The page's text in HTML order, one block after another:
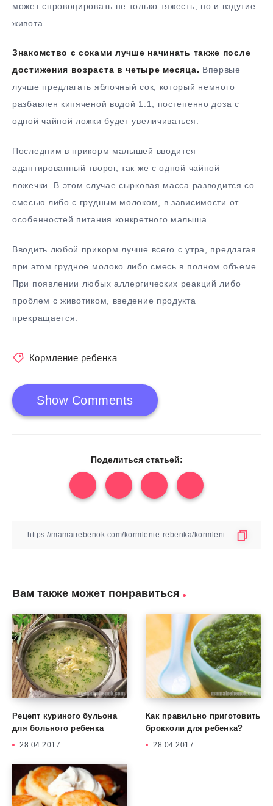
может спровоцировать не только тяжесть, но и вздутие
живота.
Знакомство с соками лучше начинать также после
достижения возраста в четыре месяца. Впервые
лучше предлагать яблочный сок, который немного
разбавлен кипяченой водой 1:1, постепенно доза с
одной чайной ложки будет увеличиваться.
Последним в прикорм малышей вводится
адаптированный творог, так же с одной чайной
ложечки. В этом случае сырковая масса разводится со
смесью либо с грудным молоком, в зависимости от
особенностей питания конкретного малыша.
Вводить любой прикорм лучше всего с утра, предлагая
при этом грудное молоко либо смесь в полном объеме.
При появлении любых аллергических реакций либо
проблем с животиком, введение продукта
прекращается.
Кормление ребенка
Show Comments
Поделиться статьей:
Вам также может понравиться
Рецепт куриного бульона
для больного ребенка
28.04.2017
Как правильно приготовить
брокколи для ребенка?
28.04.2017